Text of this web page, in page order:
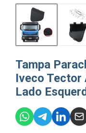
Tampa
Iveco Tector
Lado